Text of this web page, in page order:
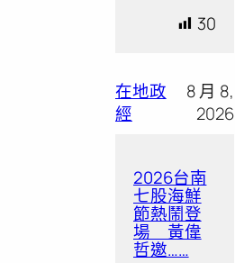
30
在地政
經
8 月 8,
2026
2026台南
七股海鮮
節熱鬧登
場 黃偉
哲邀……